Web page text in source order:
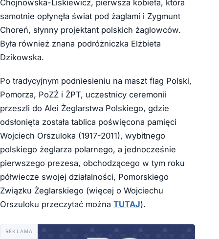
Chojnowska-Liskiewicz, pierwsza kobieta, która
samotnie opłynęła świat pod żaglami i Zygmunt
Choreń, słynny projektant polskich żaglowców.
Była również znana podróżniczka Elżbieta
Dzikowska.
Po tradycyjnym podniesieniu na maszt flag Polski,
Pomorza, PoZŻ i ŻPT, uczestnicy ceremonii
przeszli do Alei Żeglarstwa Polskiego, gdzie
odsłonięta została tablica poświęcona pamięci
Wojciech Orszuloka (1917-2011), wybitnego
polskiego żeglarza polarnego, a jednocześnie
pierwszego prezesa, obchodzącego w tym roku
półwiecze swojej działalności, Pomorskiego
Związku Żeglarskiego (więcej o Wojciechu
Orszuloku przeczytać można TUTAJ).
REKLAMA